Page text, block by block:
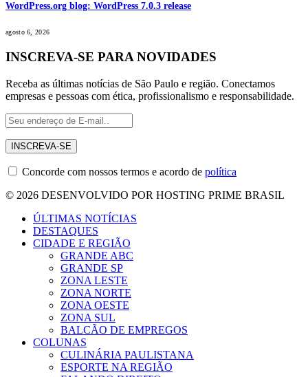
WordPress.org blog: WordPress 7.0.3 release
agosto 6, 2026
INSCREVA-SE PARA NOVIDADES
Receba as últimas notícias de São Paulo e região. Conectamos
empresas e pessoas com ética, profissionalismo e responsabilidade.
Concorde com nossos termos e acordo de política
© 2026 DESENVOLVIDO POR HOSTING PRIME BRASIL
ÚLTIMAS NOTÍCIAS
DESTAQUES
CIDADE E REGIÃO
GRANDE ABC
GRANDE SP
ZONA LESTE
ZONA NORTE
ZONA OESTE
ZONA SUL
BALCÃO DE EMPREGOS
COLUNAS
CULINÁRIA PAULISTANA
ESPORTE NA REGIÃO